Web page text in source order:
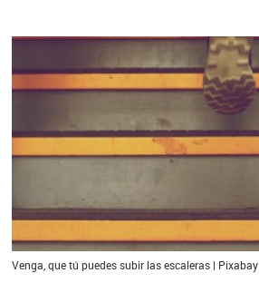
Venga, que tú puedes subir las escaleras | Pixabay